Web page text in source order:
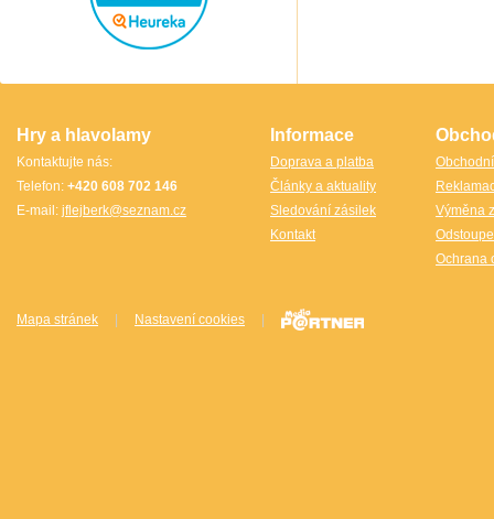
Hry a hlavolamy
Kontaktujte nás:
Telefon: +420 608 702 146
E-mail: jflejberk@seznam.cz
Informace
Doprava a platba
Články a aktuality
Sledování zásilek
Kontakt
Výměna
Ochrana
Mapa stránek Nastavení cookies